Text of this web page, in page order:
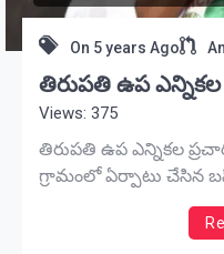
On 5 years Ago
తిరుపతి ఉప
Views: 375
తిరుపతి ఉప ఎన్నికల
గ్రామంలో ఏర్పాటు చేసిన